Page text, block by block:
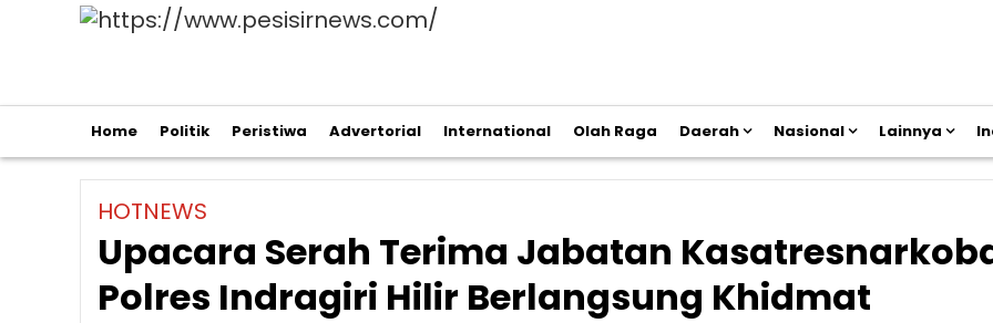
Home Politik Peristiwa Advertorial International Olah Raga Daerah Nasional Lainnya
HOTNEWS
Upacara Serah Terima Jabatan
Polres Indragiri Hilir Berlangsung Khidmat